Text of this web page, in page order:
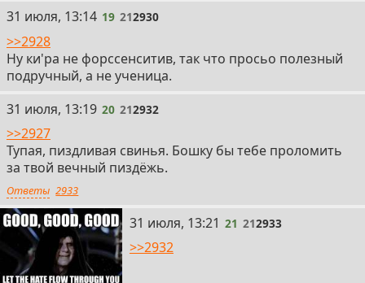
19
31 июля, 13:14 19 212930
>>2928
Ну ки'ра не форссенситив, так что просьо полезный
подручный, а не ученица.
20
31 июля, 13:19 20 212932
>>2927
Тупая, пиздливая свинья. Бошку бы тебе проломить
за твой вечный пиздёжь.
Ответы 2933
21
31 июля, 13:21 21 212933
>>2932